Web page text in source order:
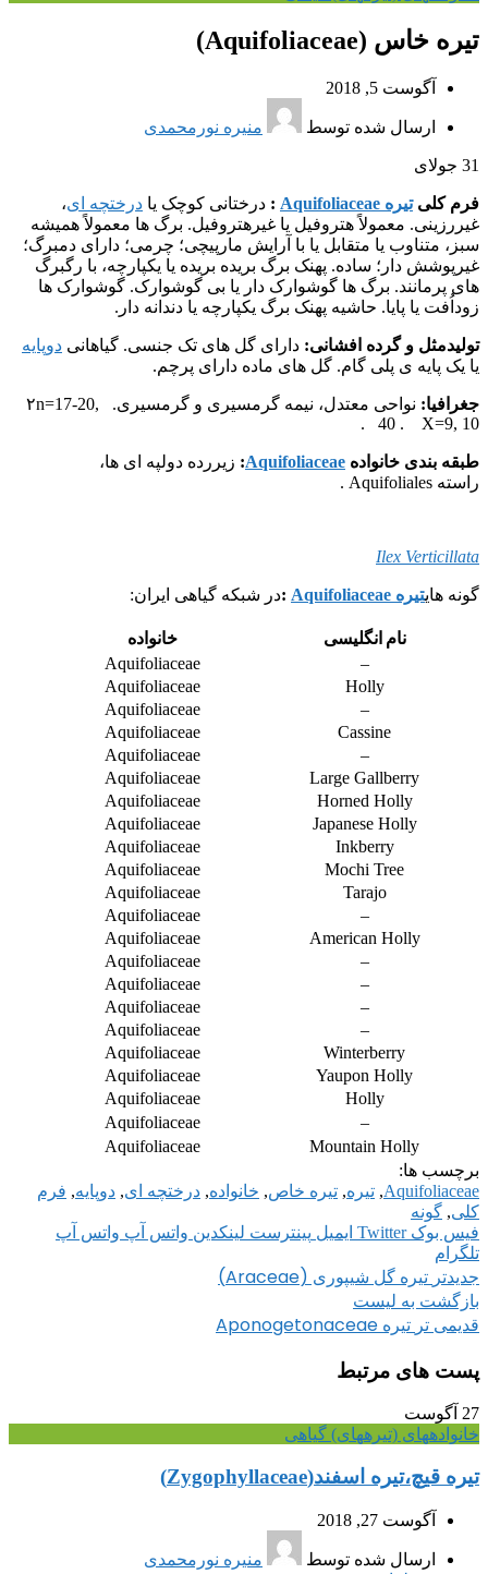
تیره خاس (Aquifoliaceae)
آگوست 5, 2018
ارسال شده توسط منیره نورمحمدی
31 جولای
فرم کلیتیره Aquifoliaceae : درختانی کوچک یا درختچه ای،
غیررزینی. معمولاً هتروفیل یا غیرهتروفیل. برگ ها معمولاً همیشه
سبز، متناوب یا متقابل یا با آرایش مارپیچی؛ چرمی؛ دارای دمبرگ؛
غیرپوشش دار؛ ساده. پهنک برگ بریده بریده یا یکپارچه، با رگبرگ
های پرمانند. برگ ها گوشوارک دار یا بی گوشوارک. گوشوارک ها
زوداُفت یا پایا. حاشیه پهنک برگ یکپارچه یا دندانه دار.
تولیدمثل و گرده افشانی: دارای گل های تک جنسی. گیاهانی دوپایه
یا یک پایه ی پلی گام. گل های ماده دارای پرچم.
جغرافیا:
نواحی معتدل، نیمه گرمسیری و گرمسیری. ۲n=17-20,
40 . X=9, 10 .
طبقه بندی خانواده Aquifoliaceae
: زیررده دولپه ای ها،
راسته Aquifoliales .
Ilex Verticillata
گونه هایتیره Aquifoliaceae :در شبکه گیاهی ایران:
نام انگلیسی خانواده
–
Aquifoliaceae
Holly
Aquifoliaceae
–
Aquifoliaceae
Cassine
Aquifoliaceae
–
Aquifoliaceae
Large Gallberry
Aquifoliaceae
Horned Holly
Aquifoliaceae
Japanese Holly
Aquifoliaceae
Inkberry
Aquifoliaceae
Mochi Tree
Aquifoliaceae
Tarajo
Aquifoliaceae
–
Aquifoliaceae
American Holly
Aquifoliaceae
–
Aquifoliaceae
–
Aquifoliaceae
–
Aquifoliaceae
–
Aquifoliaceae
Winterberry
Aquifoliaceae
Yaupon Holly
Aquifoliaceae
Holly
Aquifoliaceae
–
Aquifoliaceae
Mountain Holly
Aquifoliaceae
برچسب ها:
Aquifoliaceae
, تیره, تیره خاص, خانواده, درختچه ای, دوپایه, فرم
کلی, گونه
فیس بوک Twitter ایمیل پینترست لینکدین واتس آپ واتس آپ
تلگرام
جدیدتر تیره گل شیپوری (Araceae)
بازگشت به لیست
قدیمی تر تیره Aponogetonaceae
پست های مرتبط
27 آگوست
خانواده‎های (تیره‎های) گیاهی
تیره قیچ،تیره اسفند(Zygophyllaceae)
آگوست 27, 2018
ارسال شده توسط
منیره نورمحمدی